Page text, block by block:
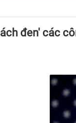
đen' các